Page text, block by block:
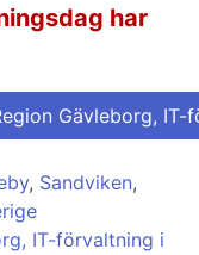
har
Gävleborg, IT-
, Sandviken,
IT-förvaltning i